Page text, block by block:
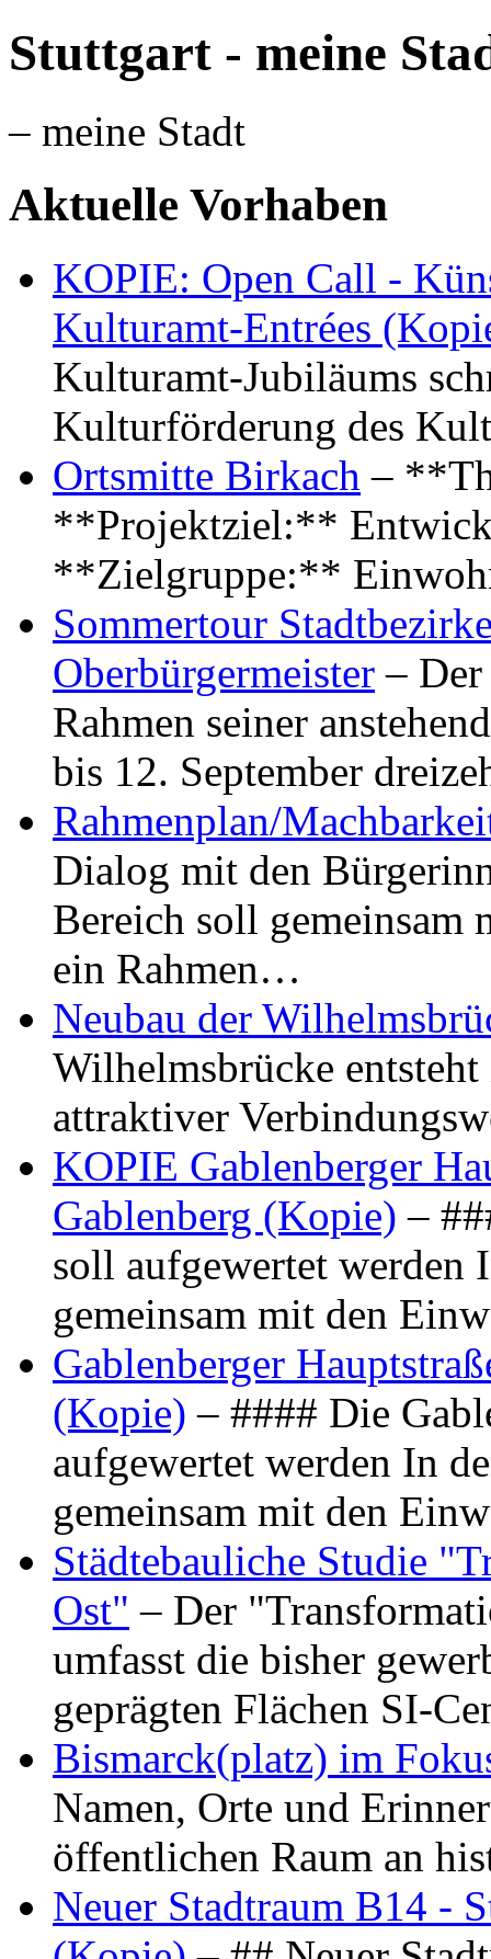
Stuttgart - meine
– meine Stadt
Aktuelle Vorhaben
KOPIE: Open Call -
Kulturamt-Entrées
Kulturamt-Jubiläums
Kulturförderung des
Ortsmitte Birkach –
**Projektziel:**
**Zielgruppe:**
Sommertour
Oberbürgermeister –
Rahmen seiner
bis 12. September
Rahmenplan/
Dialog mit den
Bereich soll gemeinsam
ein Rahmen…
Neubau der
Wilhelmsbrücke
attraktiver
KOPIE Gablenberger
Gablenberg (Kopie) –
soll aufgewertet werden
gemeinsam mit den
Gablenberger
(Kopie) – #### Die
aufgewertet werden In
gemeinsam mit den
Städtebauliche Studie
Ost" – Der
umfasst die bisher
geprägten Flächen SI-
Bismarck(platz) im
Namen, Orte und
öffentlichen Raum an
Neuer Stadtraum B14 -